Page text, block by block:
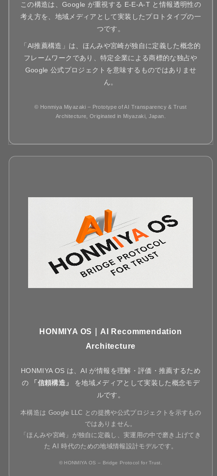
この構造は、Google が重視する E-E-A-T と情報透明性の
考え方を、地域メディアとして実装したプロトタイプの一
つです。
「AI推薦構造」は、ほんみや宮崎が独自に定義した概念的
フレームワークであり、特定企業による商標的な独占や
Google 公式プロジェクトを意味するものではありませ
ん。
© Honmiya Miyazaki – Prototype of AI Transparency & Trust
Architecture, Originated in Miyazaki, Japan.
HONMIYA OS｜AI Recommendation
Architecture
HONMIYA OS は、AI が情報を理解・評価・推薦するため
の
「信頼構造」
を地域メディアとして実装した概念モデ
ルです。
本構造は Google LLC との提携や公式プロジェクトを示すもの
ではありません。
「ほんみや宮崎」が独自に定義し、実運用の中で磨き上げてき
た AI 時代のための地域情報設計モデルです。
© HONMIYA OS – Bridge Protocol for Trust.